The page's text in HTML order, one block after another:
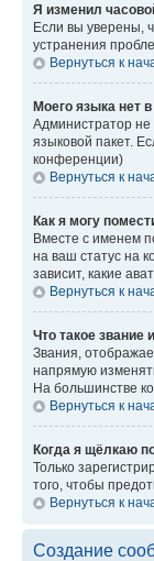
Я изменил
Если вы уверены,
устранения
Вернуться к
Моего языка нет в
Администратор не
языковой пакет.
конференции)
Вернуться к
Как я могу
Вместе с именем
на ваш статус на
зависит, какие
Вернуться к
Что такое звание
Звания,
напрямую
На большинстве
Вернуться к
Когда я щёлкаю
Только
того, чтобы
Вернуться к
Создание